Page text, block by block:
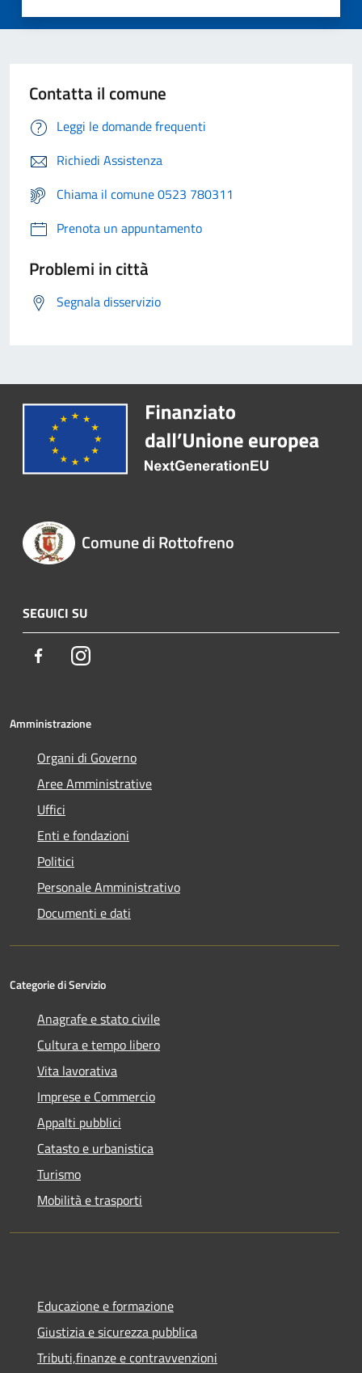
Contatta il comune
Leggi le domande frequenti
Richiedi Assistenza
Chiama il comune 0523 780311
Prenota un appuntamento
Problemi in città
Segnala disservizio
Comune di Rottofreno
SEGUICI SU
FacebookInstagram
Amministrazione
Organi di Governo
Aree Amministrative
Uffici
Enti e fondazioni
Politici
Personale Amministrativo
Documenti e dati
Categorie di Servizio
Anagrafe e stato civile
Cultura e tempo libero
Vita lavorativa
Imprese e Commercio
Appalti pubblici
Catasto e urbanistica
Turismo
Mobilità e trasporti
Educazione e formazione
Giustizia e sicurezza pubblica
Tributi,finanze e contravvenzioni